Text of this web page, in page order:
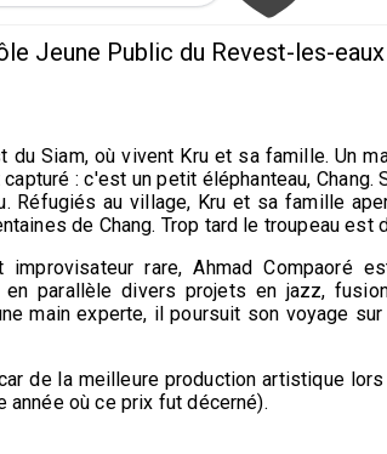
Jeune Public du Revest-les-
du Siam, où vivent Kru et sa famille. Un
: c'est un petit éléphanteau,
Réfugiés au village, Kru et sa famille
de Chang. Trop tard le troupeau est
improvisateur rare, Ahmad Compaoré
en parallèle divers projets en jazz,
main experte, il poursuit son voyage
de la meilleure production artistique
année où ce prix fut décerné).